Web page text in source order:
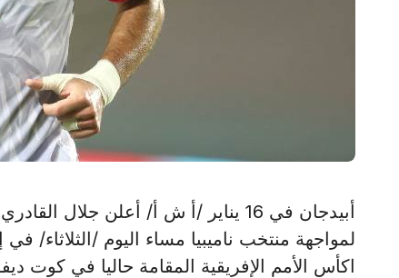
أبيدجان في 16 يناير /أ ش أ/ أعلن
لمواجهة منتخب ناميبيا مساء اليوم /الثلاثاء/
اكأس الأمم الإفريقية المقامة حاليا في كوت